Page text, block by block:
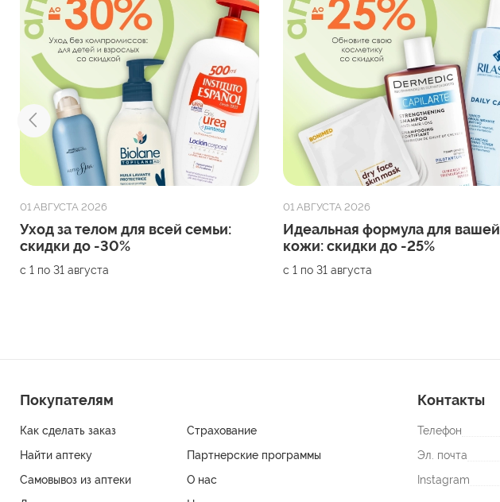
01 АВГУСТА 2026
Уход за телом для всей семьи:
скидки до -30%
с 1 по 31 августа
01 АВГУСТА 2026
Идеальная формула для вашей
кожи: скидки до -25%
с 1 по 31 августа
Покупателям
Как сделать заказ
Страхование
Найти аптеку
Партнерские программы
Самовывоз из аптеки
О нас
Контакты
Телефон
Эл. почта
Instagram